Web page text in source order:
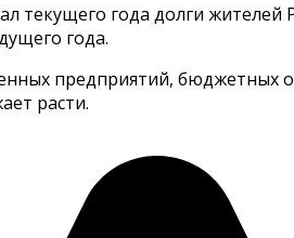
текущего года долги
года.
предприятий, бюджетных
расти.